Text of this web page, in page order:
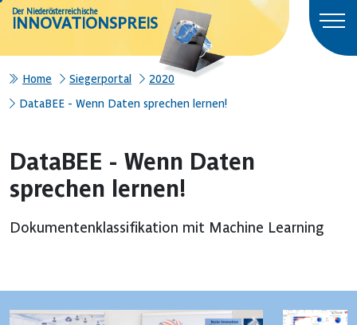
Der Niederösterreichische
INNOVATIONSPREIS
Home Siegerportal
2020
DataBEE - Wenn Daten sprechen lernen!
DataBEE - Wenn Daten
sprechen lernen!
Dokumentenklassifikation mit Machine Learning